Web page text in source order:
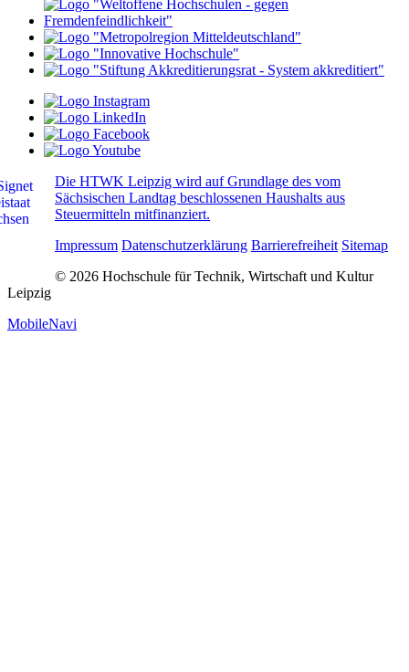
Die HTWK Leipzig wird auf Grundlage des vom
Sächsischen Landtag beschlossenen Haushalts aus
Steuermitteln mitfinanziert.
Impressum Datenschutzerklärung Barrierefreiheit Sitemap
© 2026 Hochschule für Technik, Wirtschaft und Kultur
Leipzig
MobileNavi